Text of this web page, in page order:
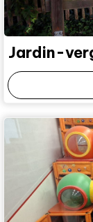
Jardin-